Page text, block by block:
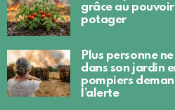
grâce au
potager
Plus personne
dans son jardin
pompiers
l’alerte